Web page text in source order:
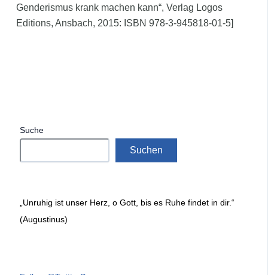
Genderismus krank machen kann“, Verlag Logos
Editions, Ansbach, 2015: ISBN 978-3-945818-01-5]
Suche
Suchen
„Unruhig ist unser Herz, o Gott, bis es Ruhe findet in dir.“
(Augustinus)